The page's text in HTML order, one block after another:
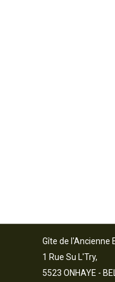
Gîte de l'Ancienne
1 Rue Su L'Try,
5523 ONHAYE -